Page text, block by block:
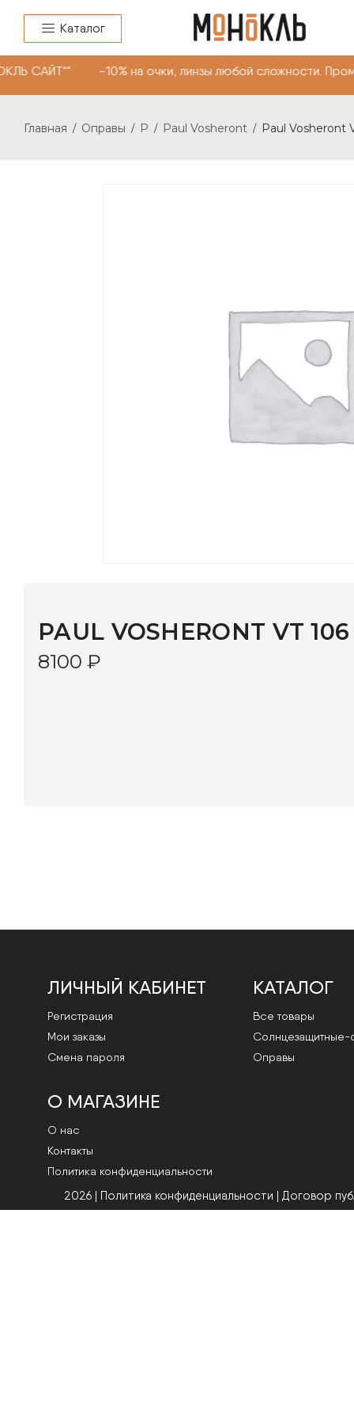
Каталог
-10% на очки, линзы любой
Главная / Оправы / P / Paul Vosheront / Paul Vosheront
ЛИЧНЫЙ КАБИНЕТ
Регистрация
Мои заказы
Смена пароля
КАТАЛОГ
Все товары
Cолнцезащитные-
Оправы
О МАГАЗИНЕ
О нас
Контакты
Политика конфиденциальности
2026 | Политика конфиденциальности | Договор